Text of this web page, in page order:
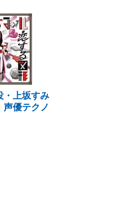
・上坂すみ
声優テクノ